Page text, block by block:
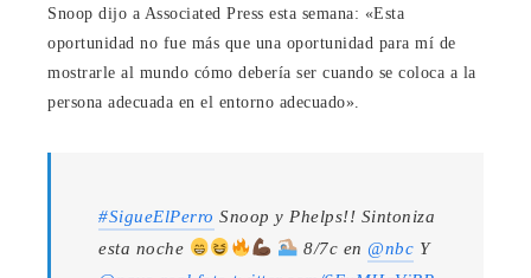
Snoop dijo a Associated Press esta semana: «Esta
oportunidad no fue más que una oportunidad para mí de
mostrarle al mundo cómo debería ser cuando se coloca a la
persona adecuada en el entorno adecuado».
#SigueElPerro Snoop y Phelps!! Sintoniza
esta noche
8/7c en @nbc Y